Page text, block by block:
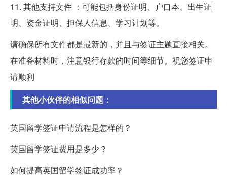
11. 其他支持文件 ：可能包括身份证明、户口本、出生证
明、资金证明、担保人信息、学习计划等。
请确保所有文件都是最新的，并且与签证主题直接相关。
在准备材料时，注意银行存款的时间等细节。祝您签证申
请顺利
其他小伙伴的相似问题：
英国留学签证申请流程是怎样的？
英国留学签证费用是多少？
如何提高英国留学签证成功率？